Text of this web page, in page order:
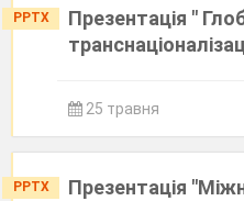
PPTX
Презентація "
25 травня
PPTX
Презентація